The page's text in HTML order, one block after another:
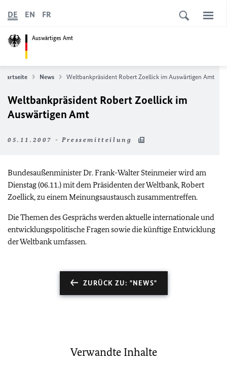
Auswärtiges Amt
DE EN FR
Startseite News Weltbankpräsident Robert Zoellick im Auswärtigen Amt
Weltbankpräsident Robert Zoellick im
Auswärtigen Amt
05.11.2007 - Pressemitteilung
Bundesaußenminister Dr. Frank-Walter Steinmeier wird am
Dienstag (06.11.) mit dem Präsidenten der Weltbank, Robert
Zoellick, zu einem Meinungsaustausch zusammentreffen.
Die Themen des Gesprächs werden aktuelle internationale und
entwicklungspolitische Fragen sowie die künftige Entwicklung
der Weltbank umfassen.
ZURÜCK ZU: "NEWS"
Verwandte Inhalte